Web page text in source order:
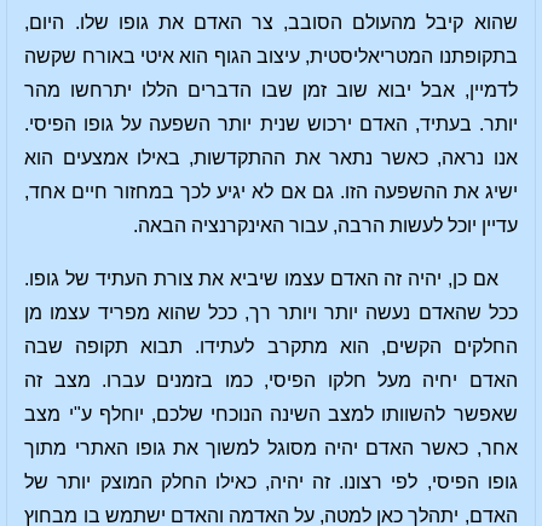
שהוא קיבל מהעולם הסובב, צר האדם את גופו שלו. היום,
בתקופתנו המטריאליסטית, עיצוב הגוף הוא איטי באורח שקשה
לדמיין, אבל יבוא שוב זמן שבו הדברים הללו יתרחשו מהר
יותר. בעתיד, האדם ירכוש שנית יותר השפעה על גופו הפיסי.
אנו נראה, כאשר נתאר את ההתקדשות, באילו אמצעים הוא
ישיג את ההשפעה הזו. גם אם לא יגיע לכך במחזור חיים אחד,
עדיין יוכל לעשות הרבה, עבור האינקרנציה הבאה.
אם כן, יהיה זה האדם עצמו שיביא את צורת העתיד של גופו.
ככל שהאדם נעשה יותר ויותר רך, ככל שהוא מפריד עצמו מן
החלקים הקשים, הוא מתקרב לעתידו. תבוא תקופה שבה
האדם יחיה מעל חלקו הפיסי, כמו בזמנים עברו. מצב זה
שאפשר להשוותו למצב השינה הנוכחי שלכם, יוחלף ע"י מצב
אחר, כאשר האדם יהיה מסוגל למשוך את גופו האתרי מתוך
גופו הפיסי, לפי רצונו. זה יהיה, כאילו החלק המוצק יותר של
האדם, יתהלך כאן למטה, על האדמה והאדם ישתמש בו מבחוץ